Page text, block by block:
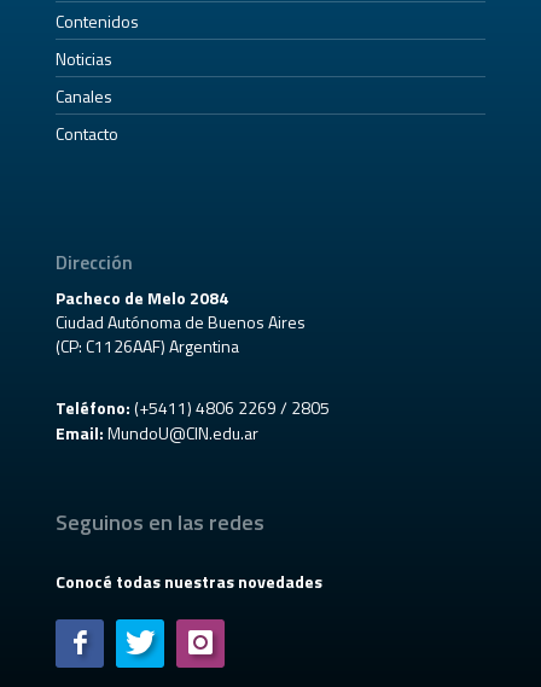
Contenidos
Noticias
Canales
Contacto
Dirección
Pacheco de Melo 2084
Ciudad Autónoma de Buenos Aires
(CP: C1126AAF) Argentina
Teléfono:(+5411) 4806 2269 / 2805
Email: MundoU@CIN.edu.ar
Seguinos en las redes
Conocé todas nuestras novedades